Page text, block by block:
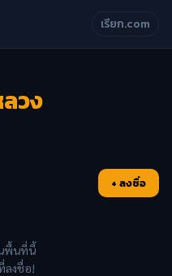
เรียก.com
วง
+ ลงชื่อ
นพื้นที่นี้
ลงชื่อ!